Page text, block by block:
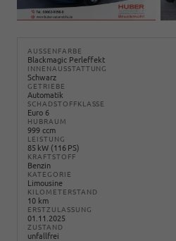
AUSSENFARBE
Blackmagic Perleffekt
INNENAUSSTATTUNG
Schwarz
GETRIEBE
Automatik
SCHADSTOFFKLASSE
Euro 6
HUBRAUM
999 ccm
LEISTUNG
85 kW (116 PS)
KRAFTSTOFF
Benzin
KATEGORIE
Limousine
KILOMETERSTAND
10 km
ERSTZULASSUNG
01.11.2025
ZUSTAND
unfallfrei